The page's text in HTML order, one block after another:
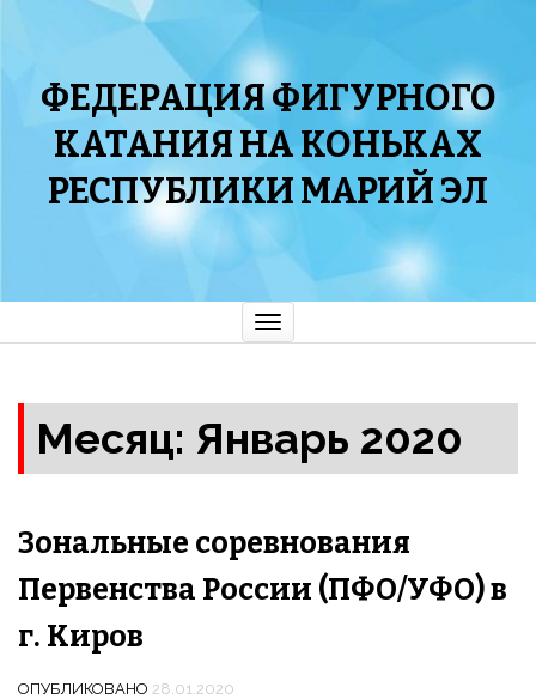
ФЕДЕРАЦИЯ ФИГУРНОГО
КАТАНИЯ НА КОНЬКАХ
РЕСПУБЛИКИ МАРИЙ ЭЛ
Показать/
Скрыть
Месяц: Январь 2020
Зональные соревнования
Первенства России (ПФО/УФО) в
г. Киров
ОПУБЛИКОВАНО 28.01.2020